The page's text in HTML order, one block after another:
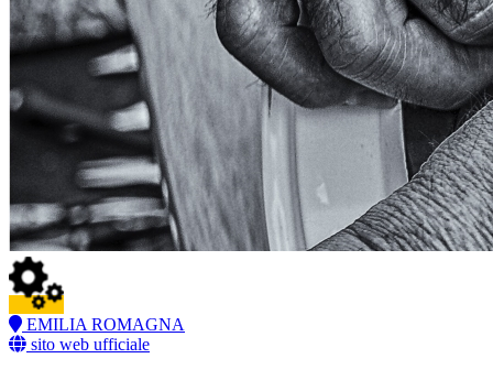
EMILIA ROMAGNA
sito web ufficiale